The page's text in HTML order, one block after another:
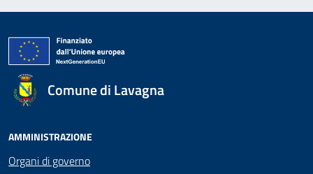
Comune di Lavagna
AMMINISTRAZIONE
Organi di governo